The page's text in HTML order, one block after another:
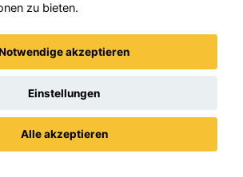
zu bieten.
akzeptieren
Einstellungen
Alle akzeptieren